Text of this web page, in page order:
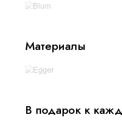
Материалы
В подарок к